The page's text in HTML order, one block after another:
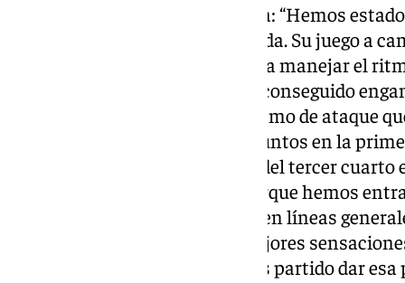
Valoró positivamente la victoria: “Hemos
teníamos que controlar del Lleida. Su juego a
creo que eran claves totales para manejar el
controlarles. Desde ahí hemos conseguido
Hemos enganchado un buen ritmo de ataque
Nuestros porcentajes de tres puntos en la
pesar de unos minutos al final del tercer cuarto
poquito de energía, también porque hemos
Hemos hecho un buen partido en líneas
Hay gente que se ha ido con mejores
para la semana que no tenemos partido dar